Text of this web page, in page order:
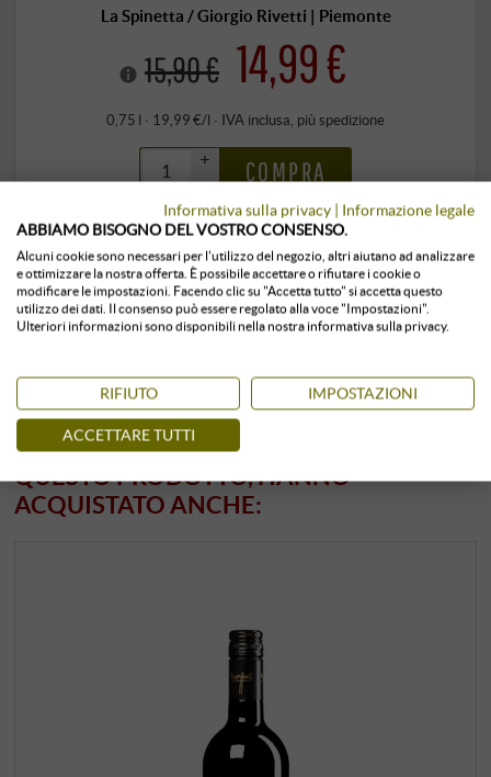
La Spinetta / Giorgio Rivetti | Piemonte
15,90 € 14,99 €
0,75 l · 19,99 €/l · IVA inclusa , più spedizione
+
–
COMPRA
Conservato in ambiente climatizzato subito disponibile
I CLIENTI CHE HANNO ACQUISTATO
QUESTO PRODOTTO, HANNO
ACQUISTATO ANCHE:
Informativa sulla privacy | Informazione legale
ABBIAMO BISOGNO DEL VOSTRO CONSENSO.
Alcuni cookie sono necessari per l'utilizzo del negozio, altri aiutano ad analizzare
e ottimizzare la nostra offerta. È possibile accettare o rifiutare i cookie o
modificare le impostazioni. Facendo clic su "Accetta tutto" si accetta questo
utilizzo dei dati. Il consenso può essere regolato alla voce "Impostazioni".
Ulteriori informazioni sono disponibili nella nostra informativa sulla privacy.
RIFIUTO IMPOSTAZIONI
ACCETTARE TUTTI